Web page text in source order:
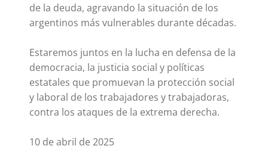
de la deuda, agravando la situación de los
argentinos más vulnerables durante décadas.
Estaremos juntos en la lucha en defensa de la
democracia, la justicia social y políticas
estatales que promuevan la protección social
y laboral de los trabajadores y trabajadoras,
contra los ataques de la extrema derecha.
10 de abril de 2025